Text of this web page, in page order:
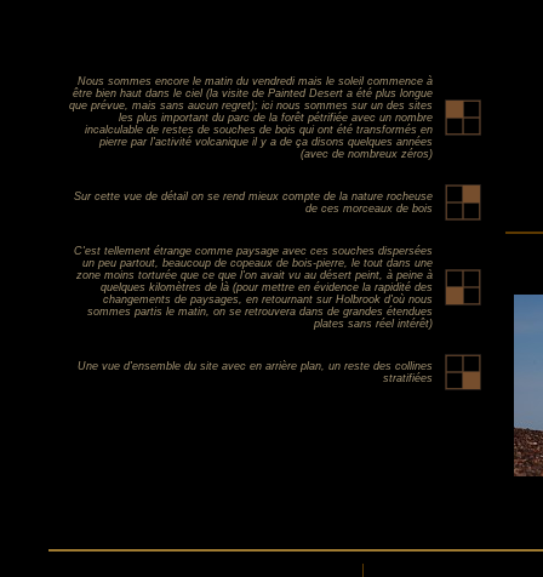
Nous sommes encore le matin du vendredi mais le soleil commence à
être bien haut dans le ciel (la visite de Painted Desert a été plus longue
que prévue, mais sans aucun regret); ici nous sommes sur un des sites
les plus important du parc de la forêt pétrifiée avec un nombre
incalculable de restes de souches de bois qui ont été transformés en
pierre par l'activité volcanique il y a de ça disons quelques années
(avec de nombreux zéros)
Sur cette vue de détail on se rend mieux compte de la nature rocheuse
de ces morceaux de bois
C'est tellement étrange comme paysage avec ces souches dispersées
un peu partout, beaucoup de copeaux de bois-pierre, le tout dans une
zone moins torturée que ce que l'on avait vu au désert peint, à peine à
quelques kilomètres de là (pour mettre en évidence la rapidité des
changements de paysages, en retournant sur Holbrook d'où nous
sommes partis le matin, on se retrouvera dans de grandes étendues
plates sans réel intérêt)
Une vue d'ensemble du site avec en arrière plan, un reste des collines
stratifiées